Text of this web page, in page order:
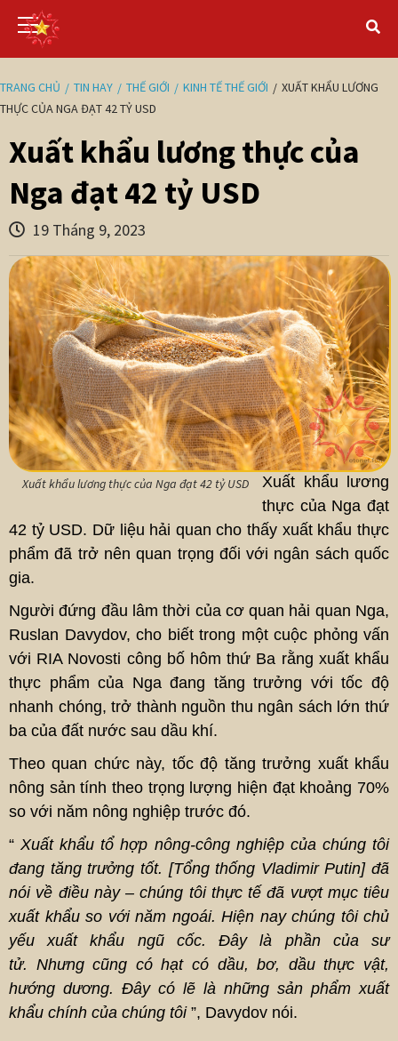
TRANG CHỦ TIN HAY THẾ GIỚI KINH TẾ THẾ GIỚI
XUẤT KHẨU LƯƠNG
THỰC CỦA NGA ĐẠT 42 TỶ USD
Xuất khẩu lương thực của
Nga đạt 42 tỷ USD
19 Tháng 9, 2023
Xuất khẩu lương thực của Nga đạt 42 tỷ USD
Xuất khẩu lương
thực của Nga đạt
42 tỷ USD. Dữ liệu hải quan cho thấy xuất khẩu thực
phẩm đã trở nên quan trọng đối với ngân sách quốc
gia.
Người đứng đầu lâm thời của cơ quan hải quan Nga,
Ruslan Davydov, cho biết trong một cuộc phỏng vấn
với RIA Novosti công bố hôm thứ Ba rằng xuất khẩu
thực phẩm của Nga đang tăng trưởng với tốc độ
nhanh chóng, trở thành nguồn thu ngân sách lớn thứ
ba của đất nước sau dầu khí.
Theo quan chức này, tốc độ tăng trưởng xuất khẩu
nông sản tính theo trọng lượng hiện đạt khoảng 70%
so với năm nông nghiệp trước đó.
“Xuất khẩu tổ hợp nông-công nghiệp của chúng tôi
đang tăng trưởng tốt. [Tổng thống Vladimir Putin] đã
nói về điều này – chúng tôi thực tế đã vượt mục tiêu
xuất khẩu so với năm ngoái. Hiện nay chúng tôi chủ
yếu xuất khẩu ngũ cốc. Đây là phần của sư
tử. Nhưng cũng có hạt có dầu, bơ, dầu thực vật,
hướng dương. Đây có lẽ là những sản phẩm xuất
khẩu chính của chúng tôi”, Davydov nói.